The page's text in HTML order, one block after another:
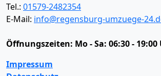
Tel.: 01579-2482354
E-Mail: info@regensburg-umzuege-
Öffnungszeiten: Mo - Sa: 06:30 -
Impressum